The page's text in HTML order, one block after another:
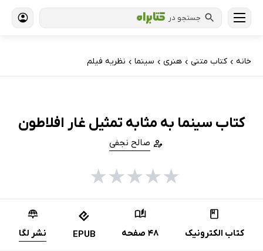
جستجو در
خانه › کتاب‌ متنی › هنری › سینما › نظریه فیلم
کتاب سینما به مثابه تمثیل غار افلاطون
صالح نجفی
★
★
★
★
★
کتاب الکترونیک 48 صفحه EPUB نشر لگا